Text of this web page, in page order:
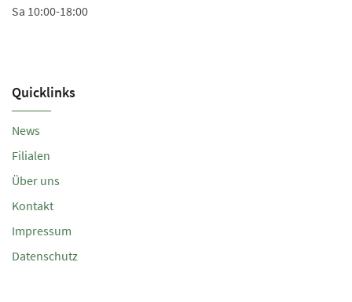
Sa 10:00-18:00
Quicklinks
News
Filialen
Über uns
Kontakt
Impressum
Datenschutz